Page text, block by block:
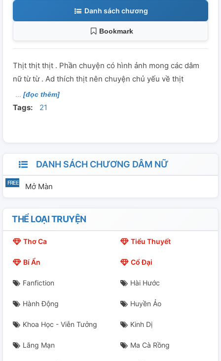
Danh sách chương
Bookmark
Thịt thịt thịt . Phần chuyện có hình ảnh mong các dâm
nữ từ từ . Ad thích thịt nên chuyện chủ yếu về thịt
[đọc thêm]
Tags: 21
DANH SÁCH CHƯƠNG DÂM NỮ
Mở Màn
THỂ LOẠI TRUYỆN
Thơ Ca Tiểu Thuyết
Bí Ẩn Cổ Đại
Fanfiction Hài Hước
Hành Động Huyền Ảo
Khoa Học - Viễn Tưởng Kinh Dị
Lãng Mạn Ma Cà Rồng